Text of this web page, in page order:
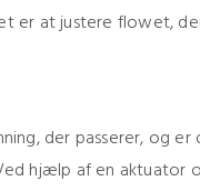
er at justere flowet,
der passerer, og
hjælp af en aktuator